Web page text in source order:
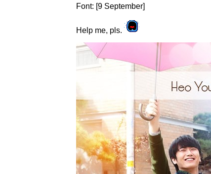
Font: [9 September]
Help me, pls.